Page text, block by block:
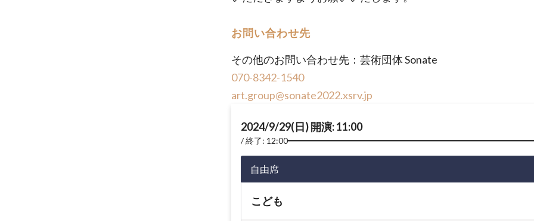
お問い合わせ先
その他のお問い合わせ先：芸術団体 Sonate
070-8342-1540
art.group@sonate2022.xsrv.jp
2024/9/29(日) 開演: 11:00
終了: 12:00
自由席
こども